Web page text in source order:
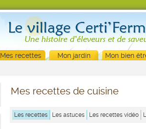
Mes recettes Mon jardin Mon bien
Mes recettes de cuisine
Les recettes Les astuces Les recettes vidéo